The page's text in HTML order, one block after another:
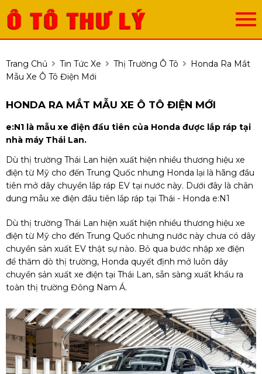
Trang Chủ Tin Tức Xe Thị Trường Ô Tô
Honda Ra Mắt
Mẫu Xe Ô Tô Điện Mới
HONDA RA MẮT MẪU XE Ô TÔ ĐIỆN MỚI
e:N1 là mẫu xe điện đầu tiên của Honda được lắp ráp tại
nhà máy Thái Lan.
Dù thị trường Thái Lan hiện xuất hiện nhiều thương hiệu xe
điện từ Mỹ cho đến Trung Quốc nhưng Honda lại là hãng đầu
tiên mở dây chuyền lắp ráp EV tại nước này. Dưới đây là chân
dung mẫu xe điện đầu tiên lắp ráp tại Thái - Honda e:N1
Dù thị trường Thái Lan hiện xuất hiện nhiều thương hiệu xe
điện từ Mỹ cho đến Trung Quốc nhưng nước này chưa có dây
chuyền sản xuất EV thật sự nào. Bỏ qua bước nhập xe điện
để thăm dò thị trường, Honda quyết định mở luôn dây
chuyền sản xuất xe điện tại Thái Lan, sẵn sàng xuất khẩu ra
toàn thị trường Đông Nam Á.